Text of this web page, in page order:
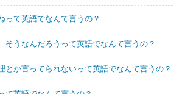
って英語でなんて言うの？
そうなんだろうって英語でなんて言うの？
とか言ってられないって英語でなんて言うの？